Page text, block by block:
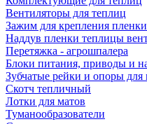
Вентиляторы для теплиц
Зажим для крепления
Наддув пленки теплицы
Перетяжка - агрошпалера
Блоки питания, приводы и
Зубчатые рейки и опоры для
Скотч тепличный
Лотки для матов
Туманообразователи